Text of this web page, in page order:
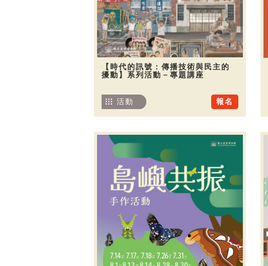
【時代的訊號：傳播技術與民主的
擾動】系列活動－專題講座
報名
活動